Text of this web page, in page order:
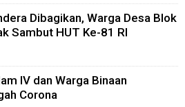
Dibagikan, Warga Desa Blok
Sambut HUT Ke-81 RI
IV dan Warga Binaan
Corona